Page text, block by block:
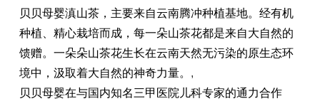
贝贝母婴滇山茶，主要来自云南腾冲种植基地。经有机
种植、精心栽培而成，每一朵山茶花都是来自大自然的
馈赠。一朵朵山茶花生长在云南天然无污染的原生态环
境中，汲取着大自然的神奇力量。 ,
贝贝母婴在与国内知名三甲医院儿科专家的通力合作